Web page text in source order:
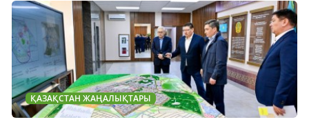
ҚАЗАҚСТАН ЖАҢАЛЫҚТАРЫ